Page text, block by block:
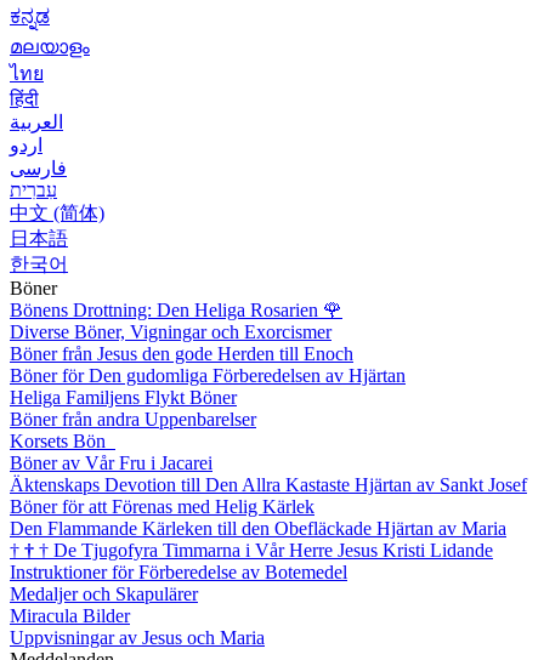
ಕನ್ನಡ
മലയാളം
ไทย
हिंदी
العربية
اردو
فارسی
עִברִית
中文 (简体)
日本語
한국어
Böner
Bönens Drottning: Den Heliga Rosarien 🌹
Diverse Böner, Vigningar och Exorcismer
Böner från Jesus den gode Herden till Enoch
Böner för Den gudomliga Förberedelsen av Hjärtan
Heliga Familjens Flykt Böner
Böner från andra Uppenbarelser
Korsets Bön
Böner av Vår Fru i Jacarei
Äktenskaps Devotion till Den Allra Kastaste Hjärtan av Sankt Josef
Böner för att Förenas med Helig Kärlek
Den Flammande Kärleken till den Obefläckade Hjärtan av Maria
† † † De Tjugofyra Timmarna i Vår Herre Jesus Kristi Lidande
Instruktioner för Förberedelse av Botemedel
Medaljer och Skapulärer
Miracula Bilder
Uppvisningar av Jesus och Maria